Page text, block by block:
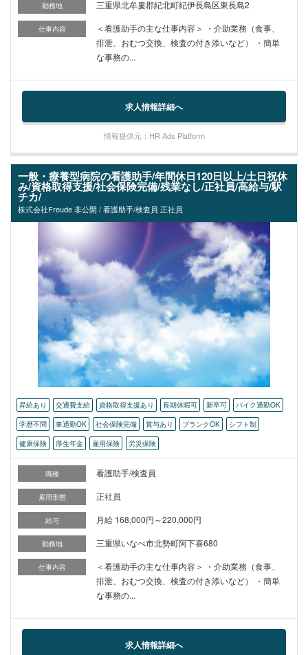
勤務地 三重県北牟婁郡紀北町紀伊長島区東長島2
仕事内容
＜看護助手の主な仕事内容＞ ・介助業務（食事、
排泄、おむつ交換、検査の付き添いなど） ・簡単
な事務の...
求人情報詳細へ
情報提供元：HR Ads Platform
一般・療養型病院の看護助手/年間休日120日以上/土日祝休
み/資格取得支援/社会保険完備/残業なし/正社員/高給与/駅
チカ/
株式会社Freude 非公開 / 看護助手/検査員 正社員
昇給あり 交通費支給 資格取得支援あり 長期休暇可 新卒可
バイク通勤OK
学歴不問
車通勤OK 社会保険完備 賞与あり ブランクOK
シフト制
健康保険
厚生年金 雇用保険 労災保険
職種 看護助手/検査員
雇用形態 正社員
給与 月給 168,000円～220,000円
勤務地 三重県いなべ市北勢町阿下喜680
仕事内容
＜看護助手の主な仕事内容＞ ・介助業務（食事、
排泄、おむつ交換、検査の付き添いなど） ・簡単
な事務の...
求人情報詳細へ